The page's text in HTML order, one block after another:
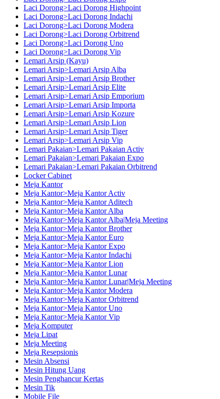
Laci Dorong>Laci Dorong Highpoint
Laci Dorong>Laci Dorong Indachi
Laci Dorong>Laci Dorong Modera
Laci Dorong>Laci Dorong Orbitrend
Laci Dorong>Laci Dorong Uno
Laci Dorong>Laci Dorong Vip
Lemari Arsip (Kayu)
Lemari Arsip>Lemari Arsip Alba
Lemari Arsip>Lemari Arsip Brother
Lemari Arsip>Lemari Arsip Elite
Lemari Arsip>Lemari Arsip Emporium
Lemari Arsip>Lemari Arsip Importa
Lemari Arsip>Lemari Arsip Kozure
Lemari Arsip>Lemari Arsip Lion
Lemari Arsip>Lemari Arsip Tiger
Lemari Arsip>Lemari Arsip Vip
Lemari Pakaian>Lemari Pakaian Activ
Lemari Pakaian>Lemari Pakaian Expo
Lemari Pakaian>Lemari Pakaian Orbitrend
Locker Cabinet
Meja Kantor
Meja Kantor>Meja Kantor Activ
Meja Kantor>Meja Kantor Aditech
Meja Kantor>Meja Kantor Alba
Meja Kantor>Meja Kantor Alba|Meja Meeting
Meja Kantor>Meja Kantor Brother
Meja Kantor>Meja Kantor Euro
Meja Kantor>Meja Kantor Expo
Meja Kantor>Meja Kantor Indachi
Meja Kantor>Meja Kantor Lion
Meja Kantor>Meja Kantor Lunar
Meja Kantor>Meja Kantor Lunar|Meja Meeting
Meja Kantor>Meja Kantor Modera
Meja Kantor>Meja Kantor Orbitrend
Meja Kantor>Meja Kantor Uno
Meja Kantor>Meja Kantor Vip
Meja Komputer
Meja Lipat
Meja Meeting
Meja Resepsionis
Mesin Absensi
Mesin Hitung Uang
Mesin Penghancur Kertas
Mesin Tik
Mobile File